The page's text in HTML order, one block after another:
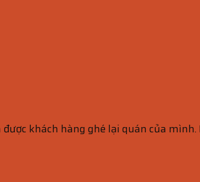
khách hàng ghé lại quán của